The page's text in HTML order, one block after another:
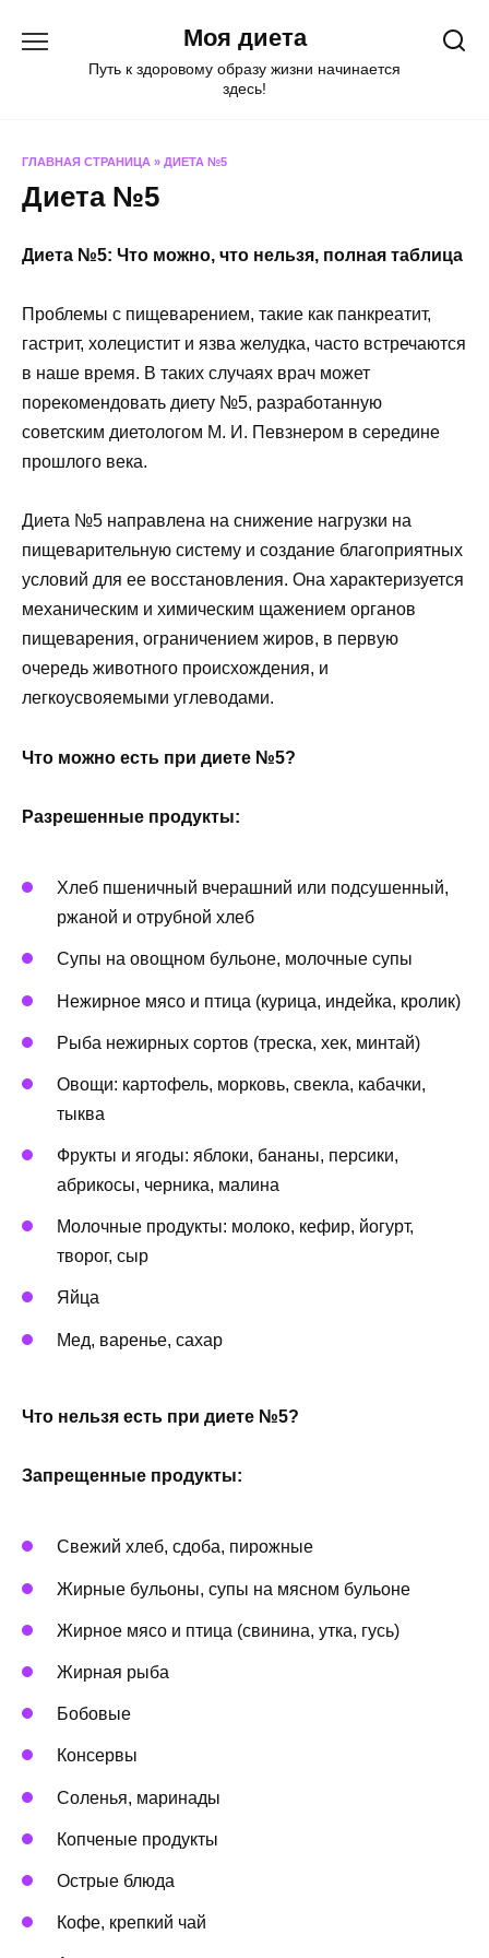
содержанию
Моя диета
Путь к здоровому образу жизни начинается
здесь!
ГЛАВНАЯ СТРАНИЦА » ДИЕТА №5
Диета №5
Диета №5: Что можно, что нельзя, полная таблица
Проблемы с пищеварением, такие как панкреатит,
гастрит, холецистит и язва желудка, часто встречаются
в наше время. В таких случаях врач может
порекомендовать диету №5, разработанную
советским диетологом М. И. Певзнером в середине
прошлого века.
Диета №5 направлена на снижение нагрузки на
пищеварительную систему и создание благоприятных
условий для ее восстановления. Она характеризуется
механическим и химическим щажением органов
пищеварения, ограничением жиров, в первую
очередь животного происхождения, и
легкоусвояемыми углеводами.
Что можно есть при диете №5?
Разрешенные продукты:
Хлеб пшеничный вчерашний или подсушенный,
ржаной и отрубной хлеб
Супы на овощном бульоне, молочные супы
Нежирное мясо и птица (курица, индейка, кролик)
Рыба нежирных сортов (треска, хек, минтай)
Овощи: картофель, морковь, свекла, кабачки,
тыква
Фрукты и ягоды: яблоки, бананы, персики,
абрикосы, черника, малина
Молочные продукты: молоко, кефир, йогурт,
творог, сыр
Яйца
Мед, варенье, сахар
Что нельзя есть при диете №5?
Запрещенные продукты:
Свежий хлеб, сдоба, пирожные
Жирные бульоны, супы на мясном бульоне
Жирное мясо и птица (свинина, утка, гусь)
Жирная рыба
Бобовые
Консервы
Соленья, маринады
Копченые продукты
Острые блюда
Кофе, крепкий чай